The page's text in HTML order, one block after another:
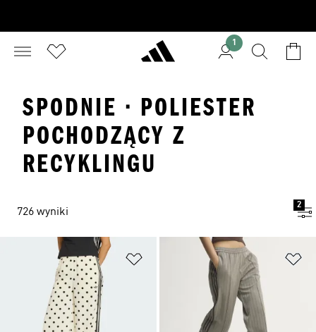
1
SPODNIE · POLIESTER
POCHODZĄCY Z
RECYKLINGU
726 wyniki
2
Dodaj do listy życzeń